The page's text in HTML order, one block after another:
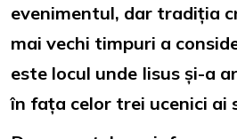
evenimentul, dar tradiția
mai vechi timpuri a
este locul unde Iisus și-a
în fața celor trei ucenici ai